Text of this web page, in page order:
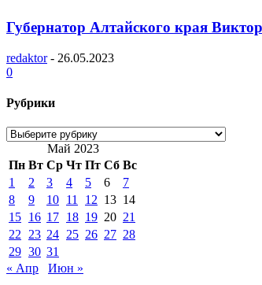
Губернатор Алтайского края
redaktor - 26.05.2023
0
Рубрики
Рубрики
Май 2023
Пн Вт Ср Чт Пт Сб Вс
1
2 3 4 5 6
7
8
9 10 11 12 13 14
15 16 17 18 19 20 21
22
23 24 25 26 27 28
29 30 31
« Апр
Июн »